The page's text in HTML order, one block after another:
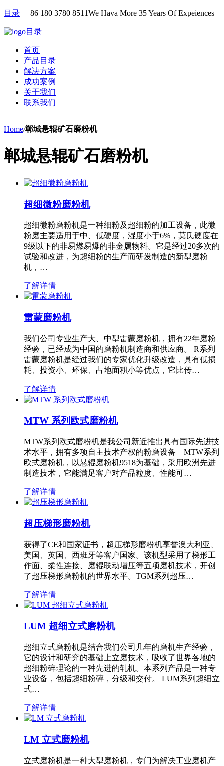
目录 +86 180 3780 8511We Hava More 35 Years Of Expeiences
目录
首页
产品目录
解决方案
成功案例
关于我们
联系我们
Home/郸城悬辊矿石磨粉机
郸城悬辊矿石磨粉机
超细微粉磨粉机
超细微粉磨粉机是一种细粉及超细粉的加工设备，此微
粉磨主要适用于中、低硬度，湿度小于6%，莫氏硬度在
9级以下的非易燃易爆的非金属物料。它是经过20多次的
试验和改进，为超细粉的生产而研发制造的新型磨粉
机，…
了解详情
雷蒙磨粉机
我们公司专业生产大、中型雷蒙磨粉机，拥有22年磨粉
经验，已经成为中国的磨粉机制造商和供应商。 R系列
雷蒙磨粉机是经过我们的专家优化升级改造，具有低损
耗、投资小、环保、占地面积小等优点，它比传…
了解详情
MTW 系列欧式磨粉机
MTW系列欧式磨粉机是我公司新近推出具有国际先进技
术水平，拥有多项自主技术产权的粉磨设备—MTW系列
欧式磨粉机，以悬辊磨粉机9518为基础，采用欧洲先进
制造技术，它能满足客户对产品粒度、性能可…
了解详情
超压梯形磨粉机
获得了CE和国家证书，超压梯形磨粉机享誉澳大利亚、
美国、英国、西班牙等客户国家。该机型采用了梯形工
作面、柔性连接、磨辊联动增压等五项磨机技术，开创
了超压梯形磨粉机的世界水平。TGM系列超压…
了解详情
LUM 超细立式磨粉机
超细立式磨粉机是结合我们公司几年的磨机生产经验，
它的设计和研究的基础上立磨技术，吸收了世界各地的
超细粉碎理论的一种先进的轧机。本系列产品是一种专
业设备，包括超细粉碎，分级和交付。 LUM系列超细立
式…
了解详情
LM 立式磨粉机
立式磨粉机是一种大型磨粉机，专门为解决工业磨机产